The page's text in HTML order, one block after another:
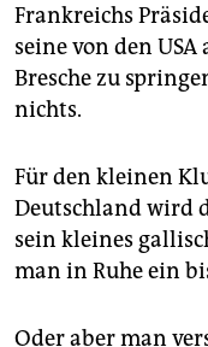
Frankreichs
seine von den
Bresche zu
nichts.
Für den kleinen
Deutschland wird
sein kleines
man in Ruhe ein
Oder aber man